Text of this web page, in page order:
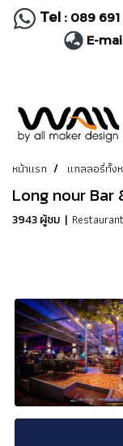
Tel : 089
E-
หน้าแรก แกลลอรี่ทั้ง
Long nour Bar
3943 ผู้ชม |